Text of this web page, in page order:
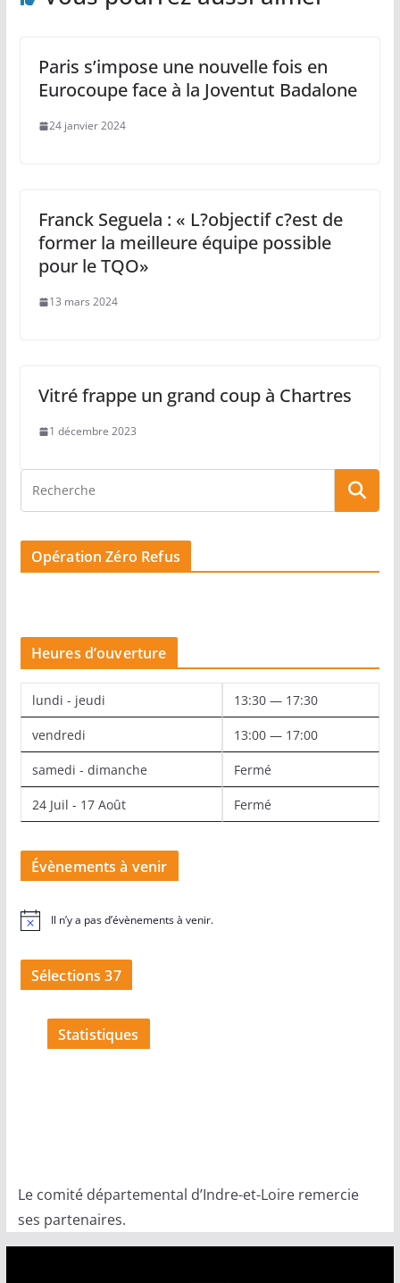
Paris s’impose une nouvelle fois en
Eurocoupe face à la Joventut Badalone
24 janvier 2024
Franck Seguela : « L?objectif c?est de
former la meilleure équipe possible
pour le TQO»
13 mars 2024
Vitré frappe un grand coup à Chartres
1 décembre 2023
Opération Zéro Refus
Heures d’ouverture
lundi - jeudi 13:30 — 17:30
vendredi 13:00 — 17:00
samedi - dimanche Fermé
24 Juil - 17 Août Fermé
Évènements à venir
N
Il n’y a pas d’évènements à venir.
Sélections 37
Statistiques
Le comité départemental d’Indre-et-Loire remercie
ses partenaires.